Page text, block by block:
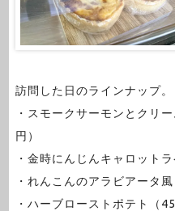
訪問した日のラインナップ。
・スモークサーモンとクリ
円）
・金時にんじんキャロットラ
・れんこんのアラビアータ風
・ハーブローストポテト（